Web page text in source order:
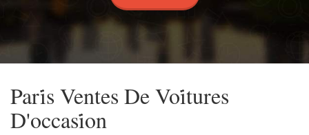
Pari̇s Ventes De Voi̇tures
D'occasi̇on